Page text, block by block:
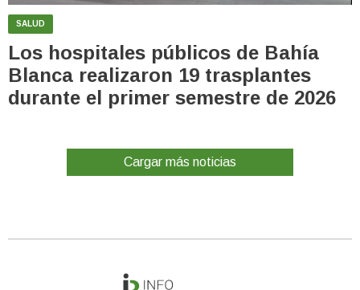
SALUD
Los hospitales públicos de Bahía
Blanca realizaron 19 trasplantes
durante el primer semestre de 2026
Cargar más noticias